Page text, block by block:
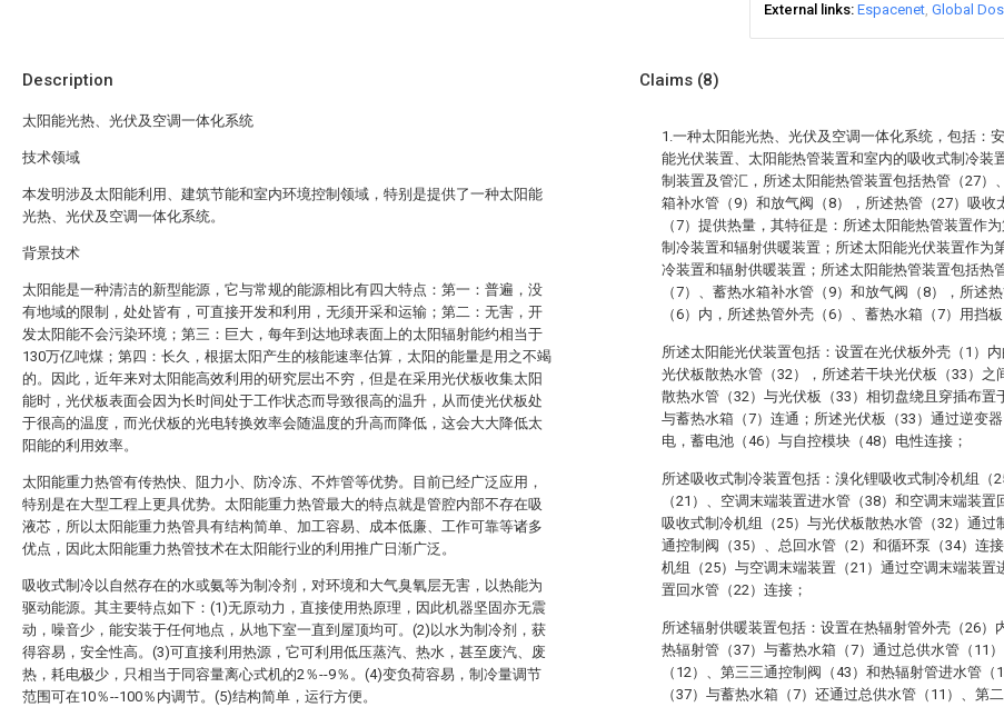
External links Espacenet Global
Description
太阳能光热、光伏及空调一体化系统
技术领域
本发明涉及太阳能利用、建筑节能和室内环境控制领域，特别是提供了一种太阳能
光热、光伏及空调一体化系统。
背景技术
太阳能是一种清洁的新型能源，它与常规的能源相比有四大特点：第一：普遍，没
有地域的限制，处处皆有，可直接开发和利用，无须开采和运输；第二：无害，开
发太阳能不会污染环境；第三：巨大，每年到达地球表面上的太阳辐射能约相当于
130万亿吨煤；第四：长久，根据太阳产生的核能速率估算，太阳的能量是用之不竭
的。因此，近年来对太阳能高效利用的研究层出不穷，但是在采用光伏板收集太阳
能时，光伏板表面会因为长时间处于工作状态而导致很高的温升，从而使光伏板处
于很高的温度，而光伏板的光电转换效率会随温度的升高而降低，这会大大降低太
阳能的利用效率。
太阳能重力热管有传热快、阻力小、防冷冻、不炸管等优势。目前已经广泛应用，
特别是在大型工程上更具优势。太阳能重力热管最大的特点就是管腔内部不存在吸
液芯，所以太阳能重力热管具有结构简单、加工容易、成本低廉、工作可靠等诸多
优点，因此太阳能重力热管技术在太阳能行业的利用推广日渐广泛。
吸收式制冷以自然存在的水或氨等为制冷剂，对环境和大气臭氧层无害，以热能为
驱动能源。其主要特点如下：(1)无原动力，直接使用热原理，因此机器坚固亦无震
动，噪音少，能安装于任何地点，从地下室一直到屋顶均可。(2)以水为制冷剂，获
得容易，安全性高。(3)可直接利用热源，它可利用低压蒸汽、热水，甚至废汽、废
热，耗电极少，只相当于同容量离心式机的2％--9％。(4)变负荷容易，制冷量调节
范围可在10％--100％内调节。(5)结构简单，运行方便。
Claims (8)
1.一种太阳能光热、光伏及空调一体化系统，包括：
能光伏装置、太阳能热管装置和室内的吸收式制冷装
制装置及管汇，所述太阳能热管装置包括热管（27）
箱补水管（9）和放气阀（8），所述热管（27）吸收
（7）提供热量，其特征是：所述太阳能热管装置作
制冷装置和辐射供暖装置；所述太阳能光伏装置作为
冷装置和辐射供暖装置；所述太阳能热管装置包括热
（7）、蓄热水箱补水管（9）和放气阀（8），所述
（6）内，所述热管外壳（6）、蓄热水箱（7）用挡
所述太阳能光伏装置包括：设置在光伏板外壳（1）
光伏板散热水管（32），所述若干块光伏板（33）之
散热水管（32）与光伏板（33）相切盘绕且穿插布置
与蓄热水箱（7）连通；所述光伏板（33）通过逆变
电，蓄电池（46）与自控模块（48）电性连接；
所述吸收式制冷装置包括：溴化锂吸收式制冷机组（
（21）、空调末端装置进水管（38）和空调末端装
吸收式制冷机组（25）与光伏板散热水管（32）通过
通控制阀（35）、总回水管（2）和循环泵（34）连
机组（25）与空调末端装置（21）通过空调末端装置
置回水管（22）连接；
所述辐射供暖装置包括：设置在热辐射管外壳（26）
热辐射管（37）与蓄热水箱（7）通过总供水管（11
（12）、第三三通控制阀（43）和热辐射管进水管
（37）与蓄热水箱（7）还通过总供水管（11）、第